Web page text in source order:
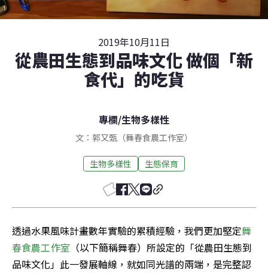
2019年10月11日
從農田生態到品味文化 做個「新
食代」的吃貨
專欄/生物多樣性
文：郭又甄（舞春食農工作室）
生物多樣性 生態保育
透過水果風味計畫數年實驗的累積經驗，我們更加堅定舞
春食農工作室 （以下簡稱舞春）所設定的「從農田生態到
品味文化」此一發展軸線，就如同光譜的兩端，是完整認